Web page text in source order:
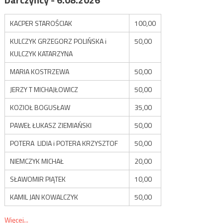
KACPER STAROŚCIAK
100,00
KULCZYK GRZEGORZ POLIŃSKA i
KULCZYK KATARZYNA
50,00
MARIA KOSTRZEWA
50,00
JERZY T MICHAJŁOWICZ
50,00
KOZIOŁ BOGUSŁAW
35,00
PAWEŁ ŁUKASZ ZIEMIAŃSKI
50,00
POTERA LIDIA i POTERA KRZYSZTOF
50,00
NIEMCZYK MICHAŁ
20,00
SŁAWOMIR PIĄTEK
10,00
KAMIL JAN KOWALCZYK
50,00
Więcej...